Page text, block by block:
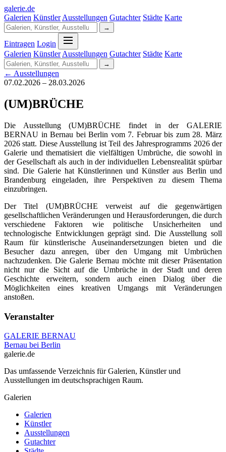
galerie.de
Galerien Künstler Ausstellungen Gutachter Städte Karte
→
Eintragen Login
Galerien Künstler Ausstellungen Gutachter Städte Karte
→
← Ausstellungen
07.02.2026 – 28.03.2026
(UM)BRÜCHE
Die Ausstellung (UM)BRÜCHE findet in der GALERIE
BERNAU in Bernau bei Berlin vom 7. Februar bis zum 28. März
2026 statt. Diese Ausstellung ist Teil des Jahresprogramms 2026 der
Galerie und thematisiert die vielfältigen Umbrüche, die sowohl in
der Gesellschaft als auch in der individuellen Lebensrealität spürbar
sind. Die Galerie hat Künstlerinnen und Künstler aus Berlin und
Brandenburg eingeladen, ihre Perspektiven zu diesem Thema
einzubringen.
Der Titel (UM)BRÜCHE verweist auf die gegenwärtigen
gesellschaftlichen Veränderungen und Herausforderungen, die durch
verschiedene Faktoren wie politische Unsicherheiten und
technologische Entwicklungen geprägt sind. Die Ausstellung soll
Raum für künstlerische Auseinandersetzungen bieten und die
Besucher dazu anregen, über den Umgang mit Umbrüchen
nachzudenken. Die Galerie Bernau möchte mit dieser Präsentation
nicht nur die Sicht auf die Umbrüche in der Stadt und deren
Geschichte erweitern, sondern auch einen Dialog über die
Möglichkeiten eines kreativen Umgangs mit Veränderungen
anstoßen.
Veranstalter
GALERIE BERNAU
Bernau bei Berlin
galerie.de
Das umfassende Verzeichnis für Galerien, Künstler und
Ausstellungen im deutschsprachigen Raum.
Galerien
Galerien
Künstler
Ausstellungen
Gutachter